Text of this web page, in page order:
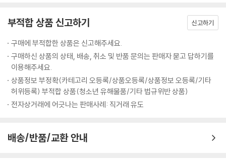
어떤 것을 크게 깨닫거나 얻으려 하지 말자는 다짐으로 시작한 여행이었
다. 러시아에서 지나가는 시간은 즐거웠고, 행복했지만 큰 의미를 부여하
지 않으려 무던히 애썼다. 무언가에 기대하고 실망하는 일을 너무 많이 경
험했던 탓이라 여겼다. 하지만 나 말고 모두 봄이었다. 춥고 어두운 겨울을
뚫고 러시아에도 막을 수 없이 봄이 오고 있었다.
--- p.143
시가 있고, 그 열차 속에서 몇 번이나 시차가 바뀌는 나라. 거주지를 말하지
도 한 나라, 러시아. 그 러시아를 관통하는 9288km 시베리아 횡단 열차의
루트를 따라 그들만의 여행을 시작한다.
시베리아 횡단 열차 안에서 이들은 삼시 세끼 즉석식품을 먹으며 데이터도
안 터지고, 화장실은 비좁은 화장실을 버텨야 했지만, 한편으로는 말은 안
통하지만 러시아 쌍둥이 자매부터 북한 사람들까지 다양한 사람들을 만나
부드럽고 친절한’ 사람들이 가득했다.
부적합 상품 신고하기 신고하기
구매에 부적합한 상품은 신고해주세요.
구매하신 상품의 상태, 배송, 취소 및 반품 문의는 판매자 묻고 답하기를
이용해주세요.
상품정보 부정확(카테고리 오등록/상품오등록/상품정보 오등록/기타
허위등록) 부적합 상품(청소년 유해물품/기타 법규위반 상품)
전자상거래에 어긋나는 판매사례: 직거래 유도
배송/반품/교환 안내